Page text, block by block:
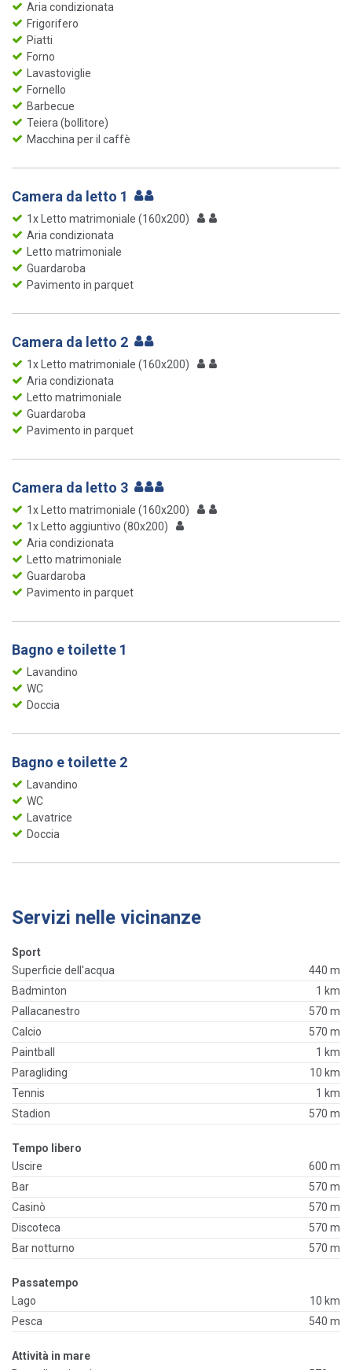
Aria condizionata
Frigorifero
Piatti
Forno
Lavastoviglie
Fornello
Barbecue
Teiera (bollitore)
Macchina per il caffè
Camera da letto 1
1x Letto matrimoniale (160x200)
Aria condizionata
Letto matrimoniale
Guardaroba
Pavimento in parquet
Camera da letto 2
1x Letto matrimoniale (160x200)
Aria condizionata
Letto matrimoniale
Guardaroba
Pavimento in parquet
Camera da letto 3
1x Letto matrimoniale (160x200)
1x Letto aggiuntivo (80x200)
Aria condizionata
Letto matrimoniale
Guardaroba
Pavimento in parquet
Bagno e toilette 1
Lavandino
WC
Doccia
Bagno e toilette 2
Lavandino
WC
Lavatrice
Doccia
Servizi nelle vicinanze
Sport
Superficie dell'acqua
440 m
Badminton
1 km
Pallacanestro
570 m
Calcio
570 m
Paintball
1 km
Paragliding
10 km
Tennis
1 km
Stadion
570 m
Tempo libero
Uscire
600 m
Bar
570 m
Casinò
570 m
Discoteca
570 m
Bar notturno
570 m
Passatempo
Lago
10 km
Pesca
540 m
Attività in mare